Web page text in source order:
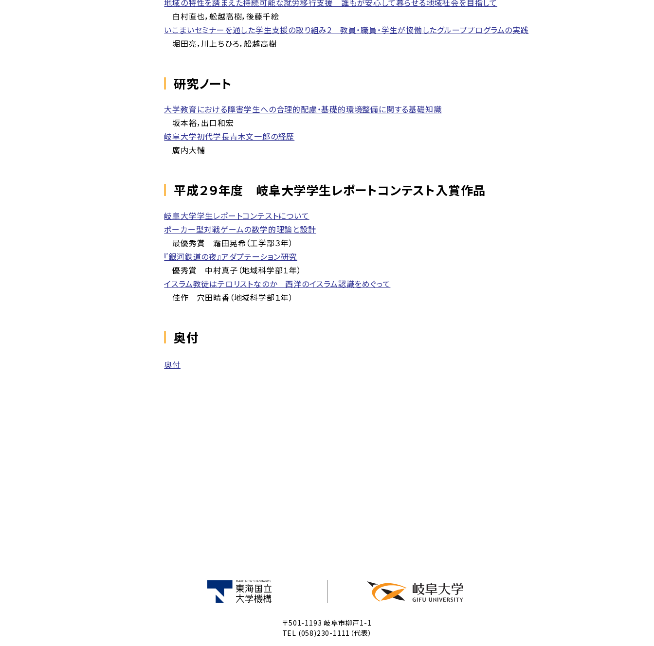
地域の特性を踏まえた持続可能な就労移行支援 誰もが安心して暮らせる地域社会を目指して
白村直也，舩越高樹，後藤千絵
いこまいセミナーを通した学生支援の取り組み2 教員・職員・学生が協働したグループプログラムの実践
堀田亮，川上ちひろ，舩越高樹
研究ノート
大学教育における障害学生への合理的配慮・基礎的環境整備に関する基礎知識
坂本裕，出口和宏
岐阜大学初代学長青木文一郎の経歴
廣内大輔
平成２９年度 岐阜大学学生レポートコンテスト入賞作品
岐阜大学学生レポートコンテストについて
ポーカー型対戦ゲームの数学的理論と設計
最優秀賞 霜田晃希（工学部３年）
『銀河鉄道の夜』アダプテーション研究
優秀賞 中村真子（地域科学部１年）
イスラム教徒はテロリストなのか 西洋のイスラム認識をめぐって
佳作 穴田晴香（地域科学部１年）
奥付
奥付
〒501-1193 岐阜市柳戸1-1
TEL (058)230-1111（代表）